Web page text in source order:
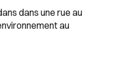
dans une rue au
au